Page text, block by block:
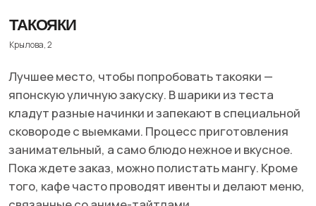
кажется, с открытия. Здесь колоритно, шумно
и можно поболтать на китайском с посетителями
не можем не отметить большие порции. Главное:
не пугайтесь.